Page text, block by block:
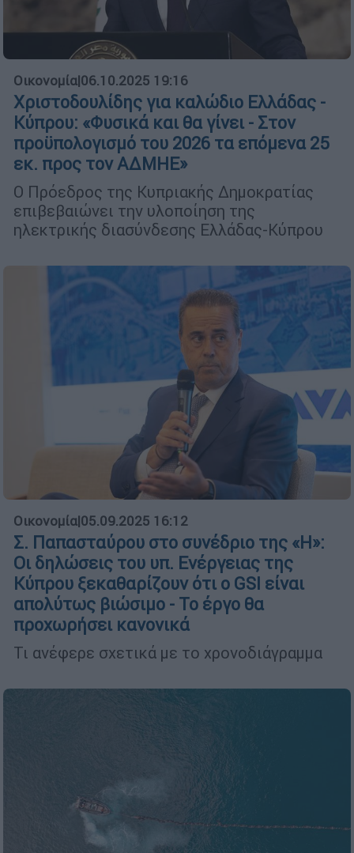
Οικονομία|06.10.2025 19:16
Χριστοδουλίδης για καλώδιο Ελλάδας -
Κύπρου: «Φυσικά και θα γίνει - Στον
προϋπολογισμό του 2026 τα επόμενα 25
εκ. προς τον ΑΔΜΗΕ»
Ο Πρόεδρος της Κυπριακής Δημοκρατίας
επιβεβαιώνει την υλοποίηση της
ηλεκτρικής διασύνδεσης Ελλάδας-Κύπρου
Οικονομία|05.09.2025 16:12
Σ. Παπασταύρου στο συνέδριο της «Η»:
Οι δηλώσεις του υπ. Ενέργειας της
Κύπρου ξεκαθαρίζουν ότι ο GSI είναι
απολύτως βιώσιμο - Το έργο θα
προχωρήσει κανονικά
Τι ανέφερε σχετικά με το χρονοδιάγραμμα